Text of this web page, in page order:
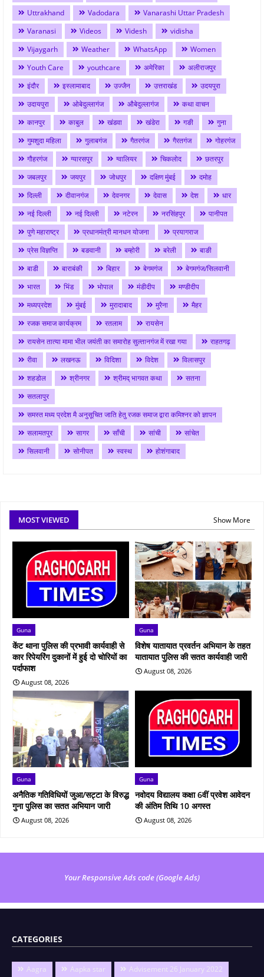
Uttrakhand
Vadodara
Vanarashi Uttar Pradesh
Varanasi
Videos Videsh
vidisha
Vijaygarh
Weather WhatsApp
Women
Youth Care
youthcare अमेरिका
अलीराजपुर
इंदौर
इस्लामाबाद उज्जैन उत्तराखंड
उदयपुरा
उदायपुरा
ओबेदुल्लागंज औबेदुल्लागंज
कथा वाचन
कानपुर
काबुल खंडवा खंडेरा गङी
गुना
गुमशुदा महिला
गुलाबगंज गैतरगंज गैरतगंज
गोहरगंज
गौहरगंज
ग्यारसपुर ग्वालियर चिकलोद
छतरपुर
जबलपुर
जयपुर जोधपुर दक्षिण मुंबई
दमोह
दिल्ली
दीवानगंज देवनगर देवास देश
धार
नई दिल्ली
नई दिल्ली नटेरन नरसिंहपुर
पानीपत
पुणे महाराष्ट्र
प्रधानमंत्री मानधन योजना
प्रयागराज
प्रेस विज्ञप्ति
बङवानी बम्होरी बरेली
बाङी
बाडी
बाराबंकी बिहार बेगमगंज
बेगमगंज/सिलवानी
भारत
भिंड भोपाल मंडीदीप
मण्डीदीप
मध्यप्रदेश
मुंबई मुरादाबाद मुरैना
मैहर
रजक समाज कार्यक्रम
रतलाम
रायसेन
रायसेन तात्या मामा भील जयंती का समारोह सुल्तानगंज में रखा गया
राहतगढ़
रीवा
लखनऊ विदिशा विदेश
विलासपुर
शहडोल
श्रीनगर श्रीमद् भागवत कथा
सतना
सतलापुर
समस्त मध्य प्रदेश मै अनुसूचित जाति हेतु रजक समाज द्वारा कमिश्नर को ज्ञापन
सलामतपुर
सागर साँची सांची
सांचेत
सिलवानी
सोनीपत स्वस्थ होशंगाबाद
MOST VIEWED Show More
Guna
केंट थाना पुलिस की प्रभावी कार्यवाही से
कार रिपेयरिंग दुकानों में हुई दो चोरियों का
पर्दाफाश
August 08, 2026
Guna
विशेष यातायात प्रवर्तन अभियान के तहत
यातायात पुलिस की सतत कार्यवाही जारी
August 08, 2026
Guna
अनैतिक गतिविधियों जुआ/सट्टा के विरुद्ध
गुना पुलिस का सतत अभियान जारी
August 08, 2026
Guna
नवोदय विद्यालय कक्षा 6वीं प्रवेश आवेदन
की अंतिम तिथि 10 अगस्त
August 08, 2026
Your Responsive Ads code (Google Ads)
CATEGORIES
Aagra Aapka star Advisement 26 January 2022